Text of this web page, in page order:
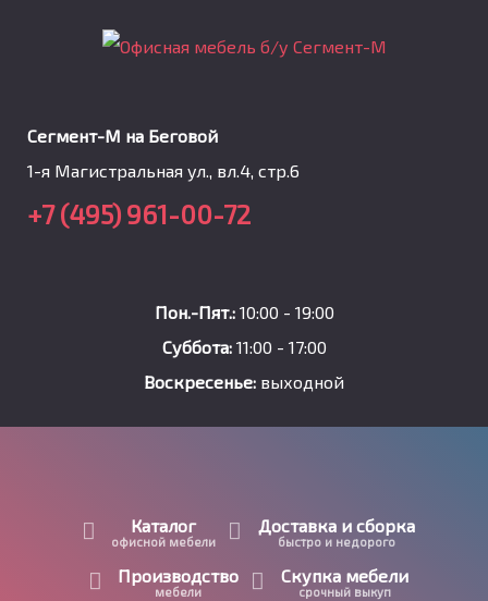
Сегмент-М на Беговой
1-я Магистральная ул., вл.4, стр.6
+7 (495) 961-00-72
Пон.-Пят.: 10:00 - 19:00
Суббота:11:00 - 17:00
Воскресенье: выходной
Каталог
офисной мебели
Доставка и сборка
быстро и недорого
Производство
мебели
Скупка мебели
срочный выкуп